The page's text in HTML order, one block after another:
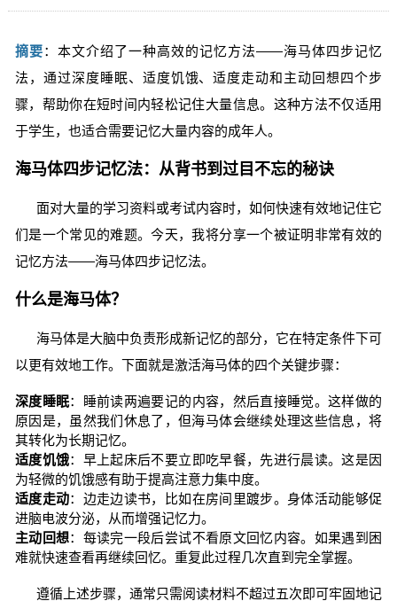
摘要：本文介绍了一种高效的记忆方法——海马体四步记忆
法，通过深度睡眠、适度饥饿、适度走动和主动回想四个步
骤，帮助你在短时间内轻松记住大量信息。这种方法不仅适用
于学生，也适合需要记忆大量内容的成年人。
海马体四步记忆法：从背书到过目不忘的秘诀
面对大量的学习资料或考试内容时，如何快速有效地记住它
们是一个常见的难题。今天，我将分享一个被证明非常有效的
记忆方法——海马体四步记忆法。
什么是海马体？
海马体是大脑中负责形成新记忆的部分，它在特定条件下可
以更有效地工作。下面就是激活海马体的四个关键步骤：
深度睡眠：睡前读两遍要记的内容，然后直接睡觉。这样做的
原因是，虽然我们休息了，但海马体会继续处理这些信息，将
其转化为长期记忆。
适度饥饿：早上起床后不要立即吃早餐，先进行晨读。这是因
为轻微的饥饿感有助于提高注意力集中度。
适度走动：边走边读书，比如在房间里踱步。身体活动能够促
进脑电波分泌，从而增强记忆力。
主动回想：每读完一段后尝试不看原文回忆内容。如果遇到困
难就快速查看再继续回忆。重复此过程几次直到完全掌握。
遵循上述步骤，通常只需阅读材料不超过五次即可牢固地记